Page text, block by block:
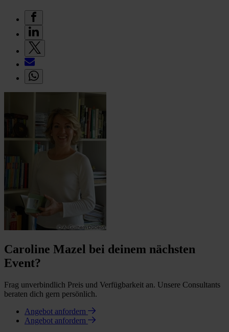
Caroline Mazel bei deinem nächsten
Event?
Frag unverbindlich Preis und Verfügbarkeit an. Unsere Consultants
beraten dich gern persönlich.
Angebot anfordern
Angebot anfordern